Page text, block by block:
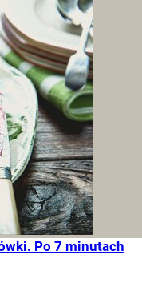
Po 7 minutach